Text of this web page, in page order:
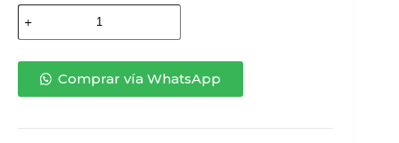
CHAISE
HADID
GARDEN
BRAZO
IZQUIERDO
cantidad
Comprar vía WhatsApp